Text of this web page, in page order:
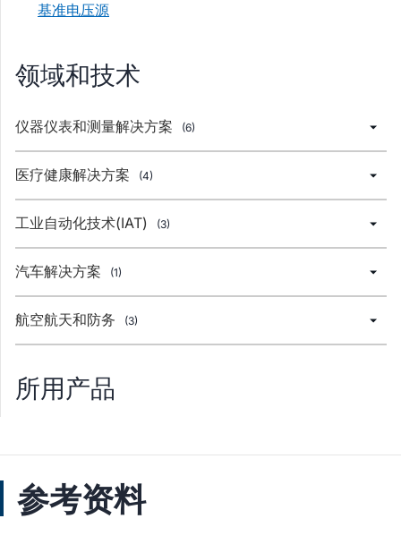
基准电压源
领域和技术
仪器仪表和测量解决方案 (6)
医疗健康解决方案 (4)
工业自动化技术(IAT) (3)
汽车解决方案 (1)
航空航天和防务 (3)
所用产品
参考资料